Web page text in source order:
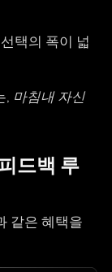
택의 폭이 넓
, 마침내 자신
드백 루
같은 혜택을